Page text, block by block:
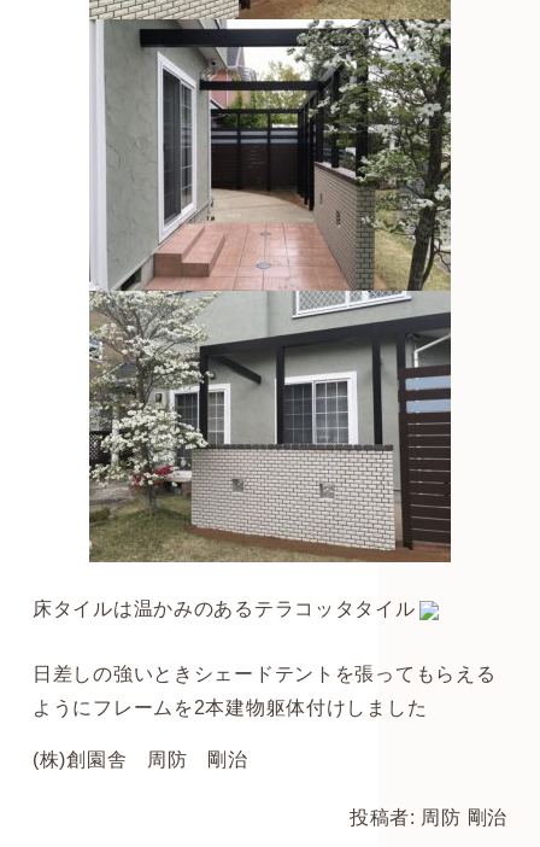
床タイルは温かみのあるテラコッタタイル
日差しの強いときシェードテントを張ってもらえる
ようにフレームを2本建物躯体付けしました
(株)創園舎 周防 剛治
投稿者: 周防 剛治